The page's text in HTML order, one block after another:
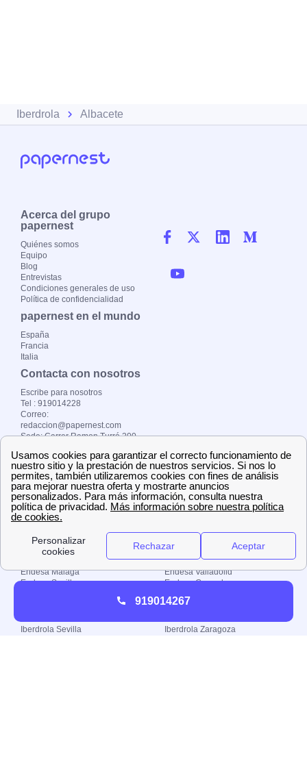
Iberdrola Albacete
Localiza tu oficina de Endesa
Endesa Barcelona
Endesa Málaga
Endesa Sevilla
Endesa Valencia
Endesa Zaragoza
Endesa Valladolid
Endesa Granada
Localiza tu oficina de Iberdrola
Iberdrola Sevilla
Iberdrola Zaragoza
Acerca del grupo
papernest
Quiénes somos
Equipo
Blog
Entrevistas
Condiciones generales de uso
Política de confidencialidad
papernest en el mundo
España
Francia
Italia
Contacta con nosotros
Escribe para nosotros
Tel : 919014228
Correo:
redaccion@papernest.com
Sede: Carrer Ramon Turró 200
Copyright ©
papernest.es 2024 –
Todos los derechos
reservados
919014267